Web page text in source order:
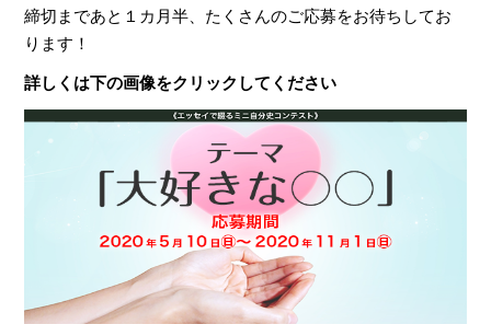
締切まであと１カ月半、たくさんのご応募をお待ちしてお
ります！
詳しくは下の画像をクリックしてください